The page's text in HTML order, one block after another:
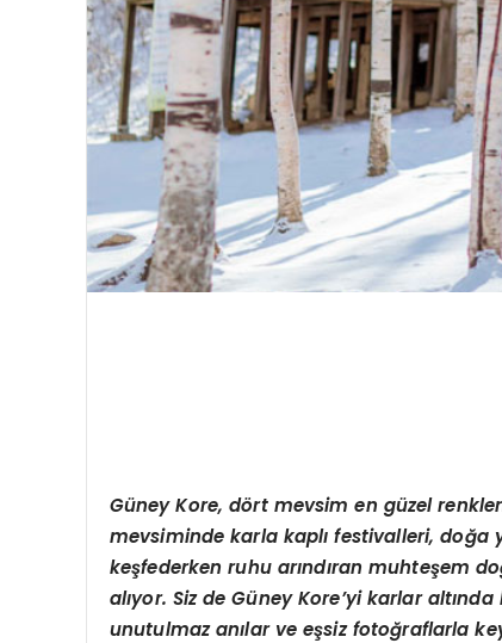
Güney Kore, dört mevsim en güzel
mevsiminde karla kaplı festivalleri, doğa
keşfederken ruhu arındıran muhteşem do
alıyor. Siz de Güney Kore’yi karlar altında
unutulmaz anılar ve eşsiz fotoğraflarla